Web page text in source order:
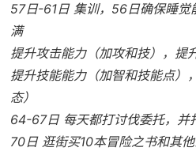
57日-61日 集训，56日确保睡觉
满
提升攻击能力（加攻和技），提
提升技能能力（加智和技能点）
态）
64-67日 每天都打讨伐委托，并
70日 逛街买10本冒险之书和其